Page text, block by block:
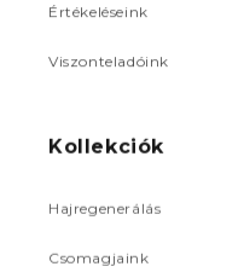
Értékeléseink
Viszonteladóink
Kollekciók
Hajregenerálás
Csomagjaink